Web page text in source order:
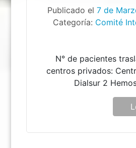
Publicado el 7 de
Categoría: Comité
N° de pacientes
centros privados:
Dialsur 2